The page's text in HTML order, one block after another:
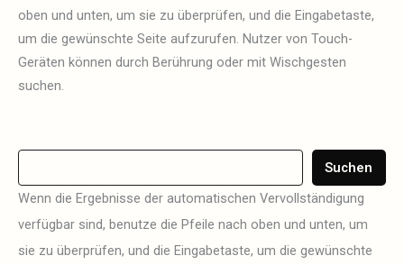
oben und unten, um sie zu überprüfen, und die Eingabetaste,
um die gewünschte Seite aufzurufen. Nutzer von Touch-
Geräten können durch Berührung oder mit Wischgesten
suchen.
Suchen
Wenn die Ergebnisse der automatischen Vervollständigung
verfügbar sind, benutze die Pfeile nach oben und unten, um
sie zu überprüfen, und die Eingabetaste, um die gewünschte